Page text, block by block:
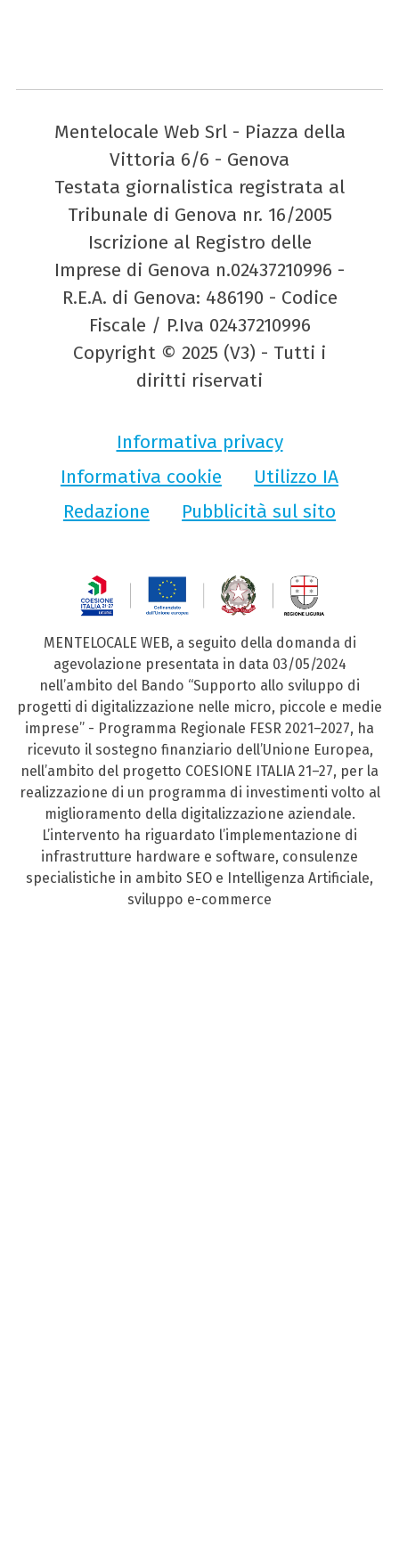
Mentelocale Web Srl - Piazza della
Vittoria 6/6 - Genova
Testata giornalistica registrata al
Tribunale di Genova nr. 16/2005
Iscrizione al Registro delle
Imprese di Genova n.02437210996 -
R.E.A. di Genova: 486190 - Codice
Fiscale / P.Iva 02437210996
Copyright © 2025 (V3) - Tutti i
diritti riservati
Informativa privacy
Informativa cookie
Utilizzo IA
Redazione
Pubblicità sul sito
MENTELOCALE WEB, a seguito della domanda di
agevolazione presentata in data 03/05/2024
nell’ambito del Bando “Supporto allo sviluppo di
progetti di digitalizzazione nelle micro, piccole e medie
imprese” - Programma Regionale FESR 2021–2027, ha
ricevuto il sostegno finanziario dell’Unione Europea,
nell’ambito del progetto COESIONE ITALIA 21–27, per la
realizzazione di un programma di investimenti volto al
miglioramento della digitalizzazione aziendale.
L’intervento ha riguardato l’implementazione di
infrastrutture hardware e software, consulenze
specialistiche in ambito SEO e Intelligenza Artificiale,
sviluppo e-commerce